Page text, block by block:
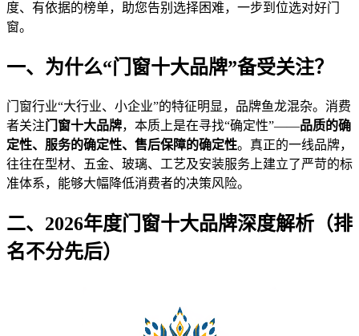
度、有依据的榜单，助您告别选择困难，一步到位选对好门
窗。
一、为什么“门窗十大品牌”备受关注？
门窗行业“大行业、小企业”的特征明显，品牌鱼龙混杂。消费
者关注门窗十大品牌，本质上是在寻找“确定性”——品质的确
定性、服务的确定性、售后保障的确定性。真正的一线品牌，
往往在型材、五金、玻璃、工艺及安装服务上建立了严苛的标
准体系，能够大幅降低消费者的决策风险。
二、2026年度门窗十大品牌深度解析（排
名不分先后）